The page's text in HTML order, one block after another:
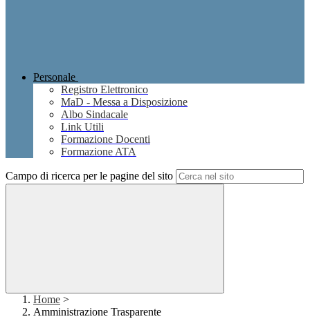
Personale
Registro Elettronico
MaD - Messa a Disposizione
Albo Sindacale
Link Utili
Formazione Docenti
Formazione ATA
Campo di ricerca per le pagine del sito
Home >
Amministrazione Trasparente